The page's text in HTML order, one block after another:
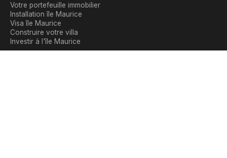
Votre portefeuille immobilier
Installation île Maurice
Visa île Maurice
Construire votre villa
Investir à l'île Maurice